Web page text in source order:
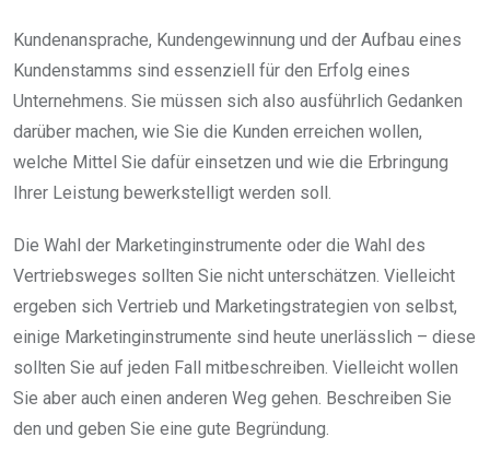
Kundenansprache, Kundengewinnung und der Aufbau eines
Kundenstamms sind essenziell für den Erfolg eines
Unternehmens. Sie müssen sich also ausführlich Gedanken
darüber machen, wie Sie die Kunden erreichen wollen,
welche Mittel Sie dafür einsetzen und wie die Erbringung
Ihrer Leistung bewerkstelligt werden soll.
Die Wahl der Marketinginstrumente oder die Wahl des
Vertriebsweges sollten Sie nicht unterschätzen. Vielleicht
ergeben sich Vertrieb und Marketingstrategien von selbst,
einige Marketinginstrumente sind heute unerlässlich – diese
sollten Sie auf jeden Fall mitbeschreiben. Vielleicht wollen
Sie aber auch einen anderen Weg gehen. Beschreiben Sie
den und geben Sie eine gute Begründung.